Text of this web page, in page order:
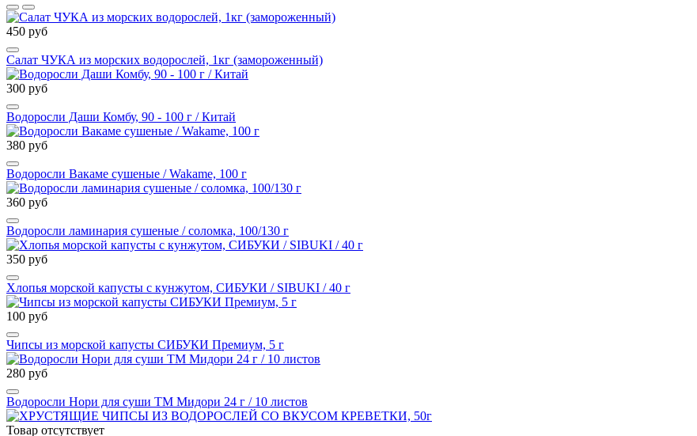
450 руб
Салат ЧУКА из морских водорослей, 1кг (замороженный)
300 руб
Водоросли Даши Комбу, 90 - 100 г / Китай
380 руб
Водоросли Вакаме сушеные / Wakame, 100 г
360 руб
Водоросли ламинария сушеные / соломка, 100/130 г
350 руб
Хлопья морской капусты с кунжутом, СИБУКИ / SIBUKI / 40 г
100 руб
Чипсы из морской капусты СИБУКИ Премиум, 5 г
280 руб
Водоросли Нори для суши ТМ Мидори 24 г / 10 листов
Товар отсутствует